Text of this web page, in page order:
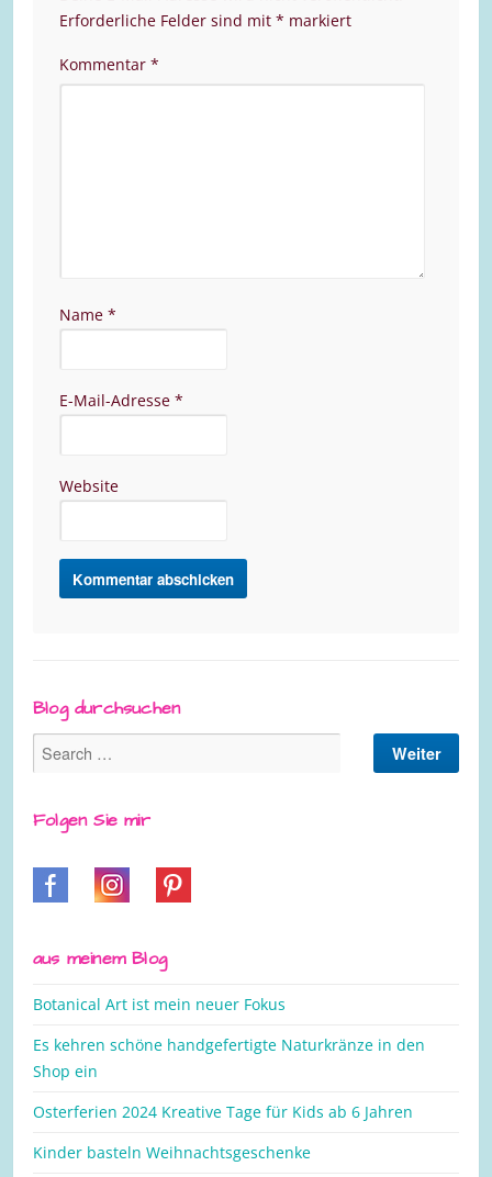
Erforderliche Felder sind mit * markiert
Kommentar *
Name *
E-Mail-Adresse *
Website
Blog durchsuchen
Folgen Sie mir
aus meinem Blog
Botanical Art ist mein neuer Fokus
Es kehren schöne handgefertigte Naturkränze in den
Shop ein
Osterferien 2024 Kreative Tage für Kids ab 6 Jahren
Kinder basteln Weihnachtsgeschenke